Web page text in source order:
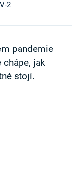
2
pandemie
jak
stojí.